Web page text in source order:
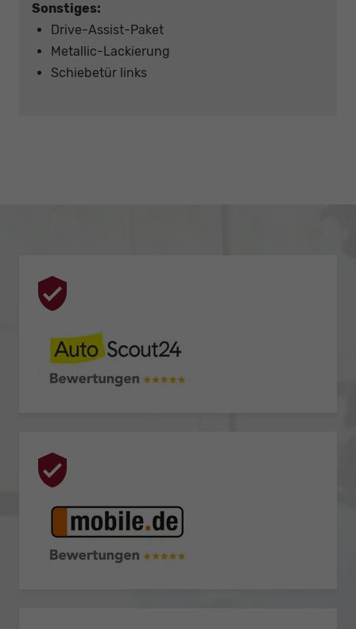
Sonstiges:
Drive-Assist-Paket
Metallic-Lackierung
Schiebetür links